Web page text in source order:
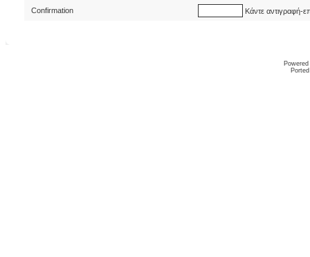
Confirmation Κάντε αντιγραφή-